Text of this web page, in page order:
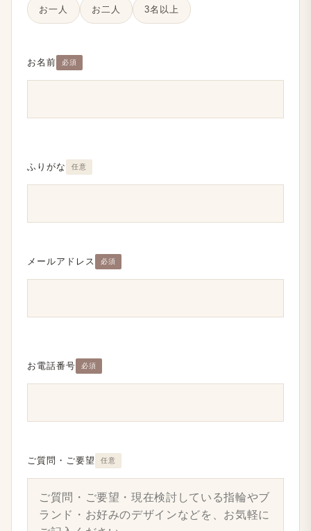
お一人 お二人 3名以上
お名前 必須
ふりがな 任意
メールアドレス 必須
お電話番号 必須
ご質問・ご要望 任意